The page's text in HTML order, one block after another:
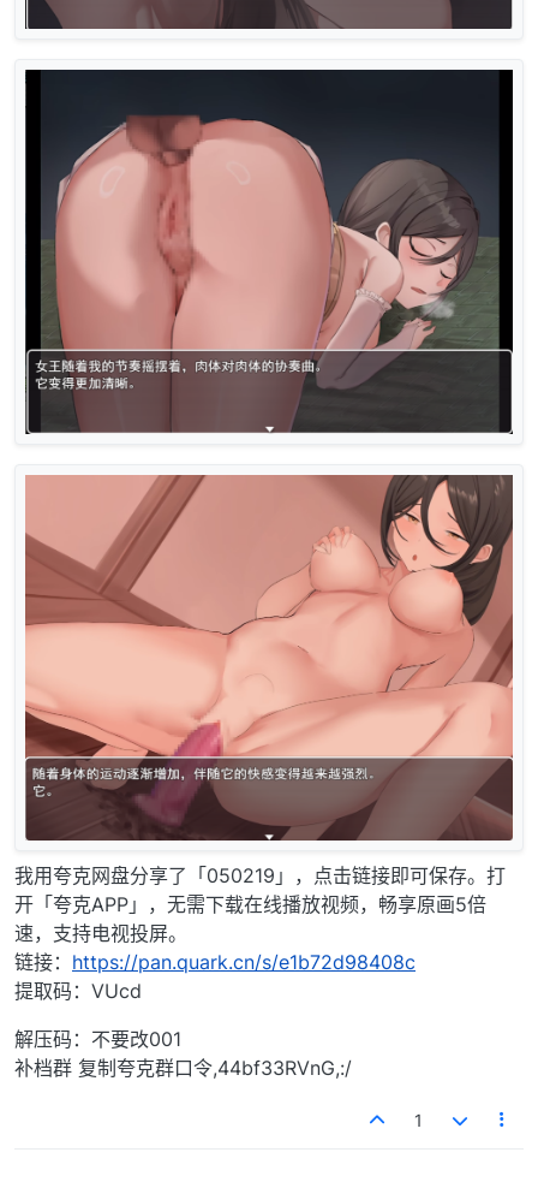
我用夸克网盘分享了「050219」，点击链接即可保存。打
开「夸克APP」，无需下载在线播放视频，畅享原画5倍
速，支持电视投屏。
链接： https://pan.quark.cn/s/e1b72d98408c
提取码：VUcd
解压码：不要改001
补档群 复制夸克群口令,44bf33RVnG,:/
1